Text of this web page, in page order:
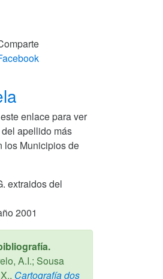
enlace para ver
apellido más
los Municipios de
extraidos del
2001
A.I.; Sousa
Cartografía dos